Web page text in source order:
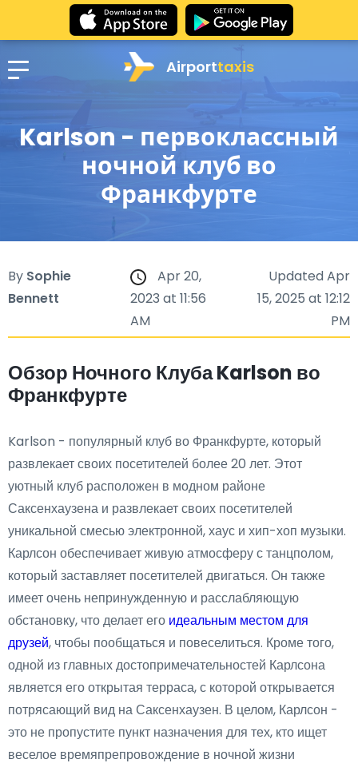
Airporttaxis
Karlson - первоклассный
ночной клуб во
Франкфурте
By Sophie
Bennett
Apr 20,
2023 at 11:56
AM
Updated Apr
15, 2025 at 12:12
PM
Обзор Ночного Клуба Karlson во
Франкфурте
Karlson - популярный клуб во Франкфурте, который
развлекает своих посетителей более 20 лет. Этот
уютный клуб расположен в модном районе
Саксенхаузена и развлекает своих посетителей
уникальной смесью электронной, хаус и хип-хоп музыки.
Карлсон обеспечивает живую атмосферу с танцполом,
который заставляет посетителей двигаться. Он также
имеет очень непринужденную и расслабляющую
обстановку, что делает его идеальным местом для
друзей, чтобы пообщаться и повеселиться. Кроме того,
одной из главных достопримечательностей Карлсона
является его открытая терраса, с которой открывается
потрясающий вид на Саксенхаузен. В целом, Карлсон -
это не пропустите пункт назначения для тех, кто ищет
веселое времяпрепровождение в ночной жизни